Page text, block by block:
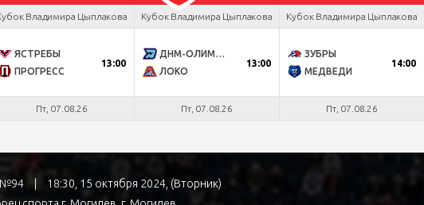
Владимира Цыплакова
ЯСТРЕБЫ
ПРОГРЕСС
13:00
Пт, 07.08.26
Кубок Владимира Цыплакова
ДНМ-ОЛИМПИК
ЛОКО
13:00
Пт, 07.08.26
Кубок Владимира Цыплакова
ЗУБРЫ
МЕДВЕДИ
14:00
Пт, 07.08.26
№94
18:30, 15 октября 2024, (Вторник)